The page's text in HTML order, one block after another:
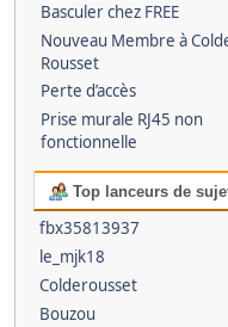
Basculer chez FREE
Nouveau Membre à
Rousset
Perte d’accès
Prise murale RJ45 non
fonctionnelle
Top lanceurs de
fbx35813937
le_mjk18
Colderousset
Bouzou